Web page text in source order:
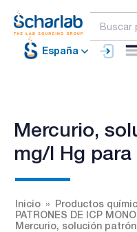
España
Mercurio,
mg/l Hg para
Inicio
Productos
PATRONES DE ICP
Mercurio, solución